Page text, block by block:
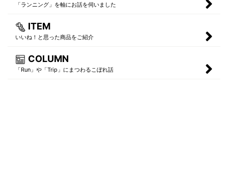
「ランニング」を軸にお話を伺いました
ITEM
いいね！と思った商品をご紹介
COLUMN
「Run」や「Trip」にまつわるこぼれ話